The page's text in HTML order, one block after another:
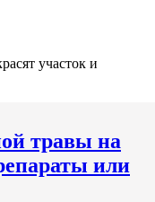
участок и
травы на
или